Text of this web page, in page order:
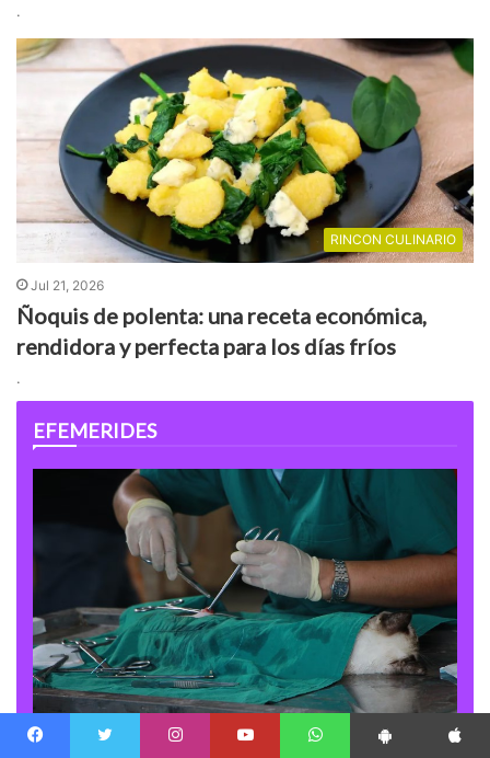
.
RINCON CULINARIO
Jul 21, 2026
Ñoquis de polenta: una receta económica,
rendidora y perfecta para los días fríos
.
EFEMERIDES
EFEMERIDES